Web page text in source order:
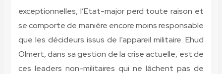
exceptionnelles, l’Etat-major perd toute raison et
se comporte de manière encore moins responsable
que les décideurs issus de l’appareil militaire. Ehud
Olmert, dans sa gestion de la crise actuelle, est de
ces leaders non-militaires qui ne lâchent pas de